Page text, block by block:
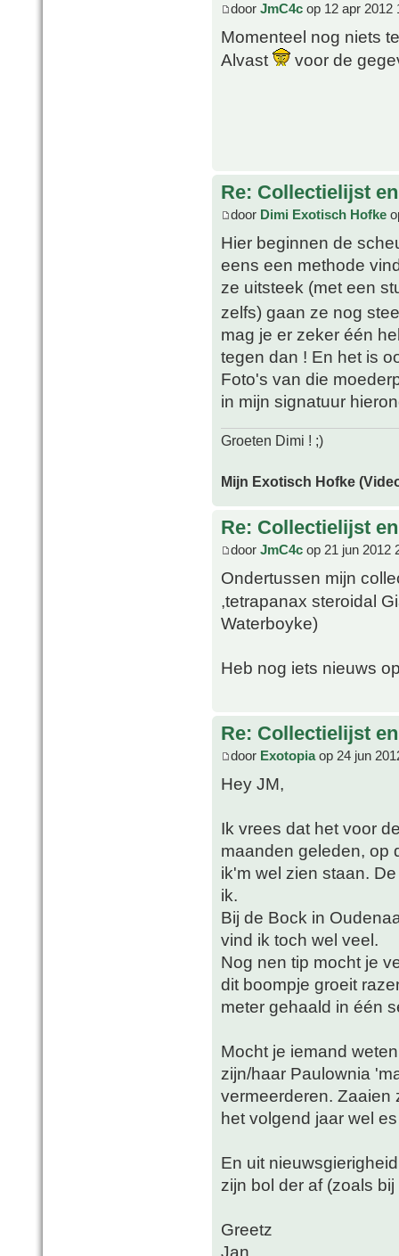
door JmC4c op 12 apr 2012
Momenteel nog niets
Alvast
voor de
Re: Collectielijst
door Dimi Exotisch Hofke
Hier beginnen de
eens een methode
ze uitsteek (met een
zelfs) gaan ze nog
mag je er zeker één
tegen dan ! En het is
Foto's van die
in mijn signatuur
Groeten Dimi ! ;)
Mijn Exotisch Hofke
Re: Collectielijst
door JmC4c op 21 jun 2012
Ondertussen mijn
,tetrapanax steroidal
Waterboyke)
Heb nog iets nieuws
Re: Collectielijst
door Exotopiaop 24 jun
Hey JM,
Ik vrees dat het voor
maanden geleden, op
ik'm wel zien staan.
ik.
Bij de Bock in
vind ik toch wel veel.
Nog nen tip mocht je
dit boompje groeit
meter gehaald in één
Mocht je iemand
zijn/haar Paulownia
vermeerderen. Zaaien
het volgend jaar wel
En uit
zijn bol der af (zoals
Greetz
Jan